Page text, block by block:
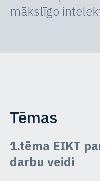
mākslīgo
Tēmas
1.tēma EIKT
darbu veidi